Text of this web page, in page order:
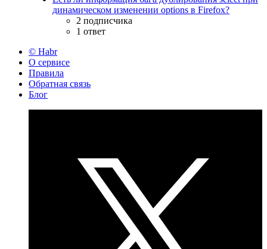
динамическом изменении options в Firefox?
2 подписчика
1 ответ
© Habr
О сервисе
Правила
Обратная связь
Блог